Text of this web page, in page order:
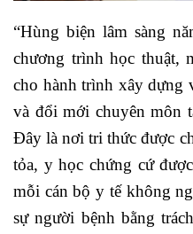
“Hùng biện lâm sàng
chương trình học thuật,
cho hành trình xây dựng
và đổi mới chuyên môn
Đây là nơi tri thức được
tỏa, y học chứng cứ
mỗi cán bộ y tế không
sự người bệnh bằng